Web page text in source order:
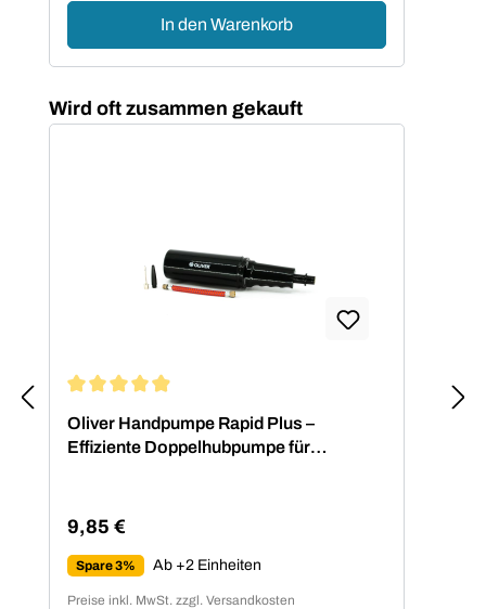
In den Warenkorb
Produktgalerie überspringen
Wird oft zusammen gekauft
Durchschnittliche Bewertung von 4.88 von 5 Sternen
Oliver Handpumpe Rapid Plus –
Effiziente Doppelhubpumpe für
Regulärer Preis:
9,85 €
Spare 3% Ab +2 Einheiten
Preise inkl. MwSt. zzgl. Versandkosten